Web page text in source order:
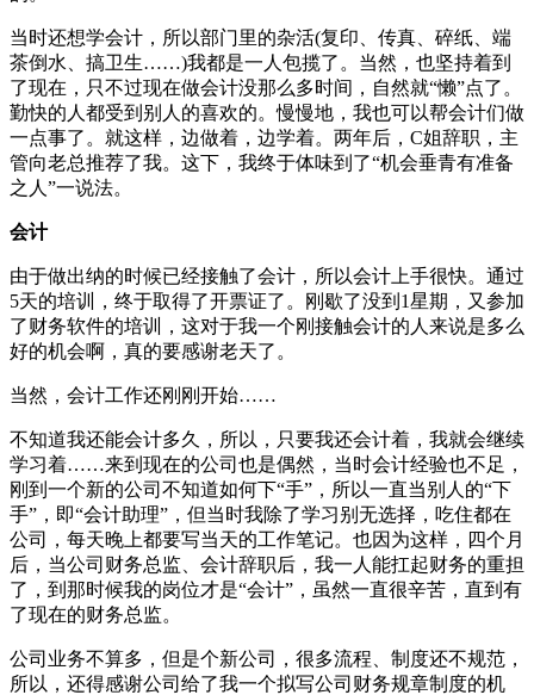
当时还想学会计，所以部门里的杂活(复印、传真、碎纸、端
茶倒水、搞卫生……)我都是一人包揽了。当然，也坚持着到
了现在，只不过现在做会计没那么多时间，自然就“懒”点了。
勤快的人都受到别人的喜欢的。慢慢地，我也可以帮会计们做
一点事了。就这样，边做着，边学着。两年后，C姐辞职，主
管向老总推荐了我。这下，我终于体味到了“机会垂青有准备
之人”一说法。
会计
由于做出纳的时候已经接触了会计，所以会计上手很快。通过
5天的培训，终于取得了开票证了。刚歇了没到1星期，又参加
了财务软件的培训，这对于我一个刚接触会计的人来说是多么
好的机会啊，真的要感谢老天了。
当然，会计工作还刚刚开始……
不知道我还能会计多久，所以，只要我还会计着，我就会继续
学习着……来到现在的公司也是偶然，当时会计经验也不足，
刚到一个新的公司不知道如何下“手”，所以一直当别人的“下
手”，即“会计助理”，但当时我除了学习别无选择，吃住都在
公司，每天晚上都要写当天的工作笔记。也因为这样，四个月
后，当公司财务总监、会计辞职后，我一人能扛起财务的重担
了，到那时候我的岗位才是“会计”，虽然一直很辛苦，直到有
了现在的财务总监。
公司业务不算多，但是个新公司，很多流程、制度还不规范，
所以，还得感谢公司给了我一个拟写公司财务规章制度的机